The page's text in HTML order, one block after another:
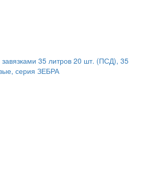
35 литров 20 шт. (ПСД), 35
серия ЗЕБРА